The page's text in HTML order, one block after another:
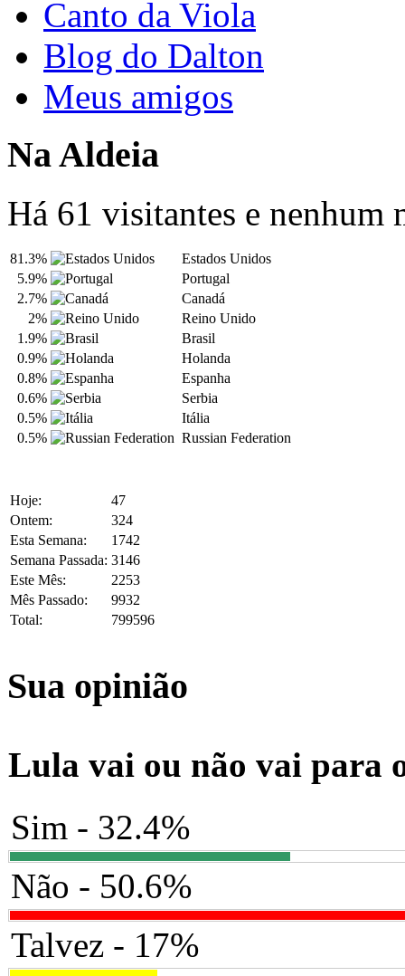
Canto da Viola
Blog do Dalton
Meus amigos
Na Aldeia
Há 61 visitantes e nenhum
81.3%
Estados Unidos
5.9%
Portugal
2.7%
Canadá
2%
Reino Unido
1.9%
Brasil
0.9%
Holanda
0.8%
Espanha
0.6%
Serbia
0.5%
Itália
0.5%
Russian Federation
Hoje:
47
Ontem:
324
Esta Semana:
1742
Semana Passada: 3146
Este Mês:
2253
Mês Passado:
9932
Total:
799596
Sua opinião
Lula vai ou não vai para
Sim - 32.4%
Não - 50.6%
Talvez - 17%